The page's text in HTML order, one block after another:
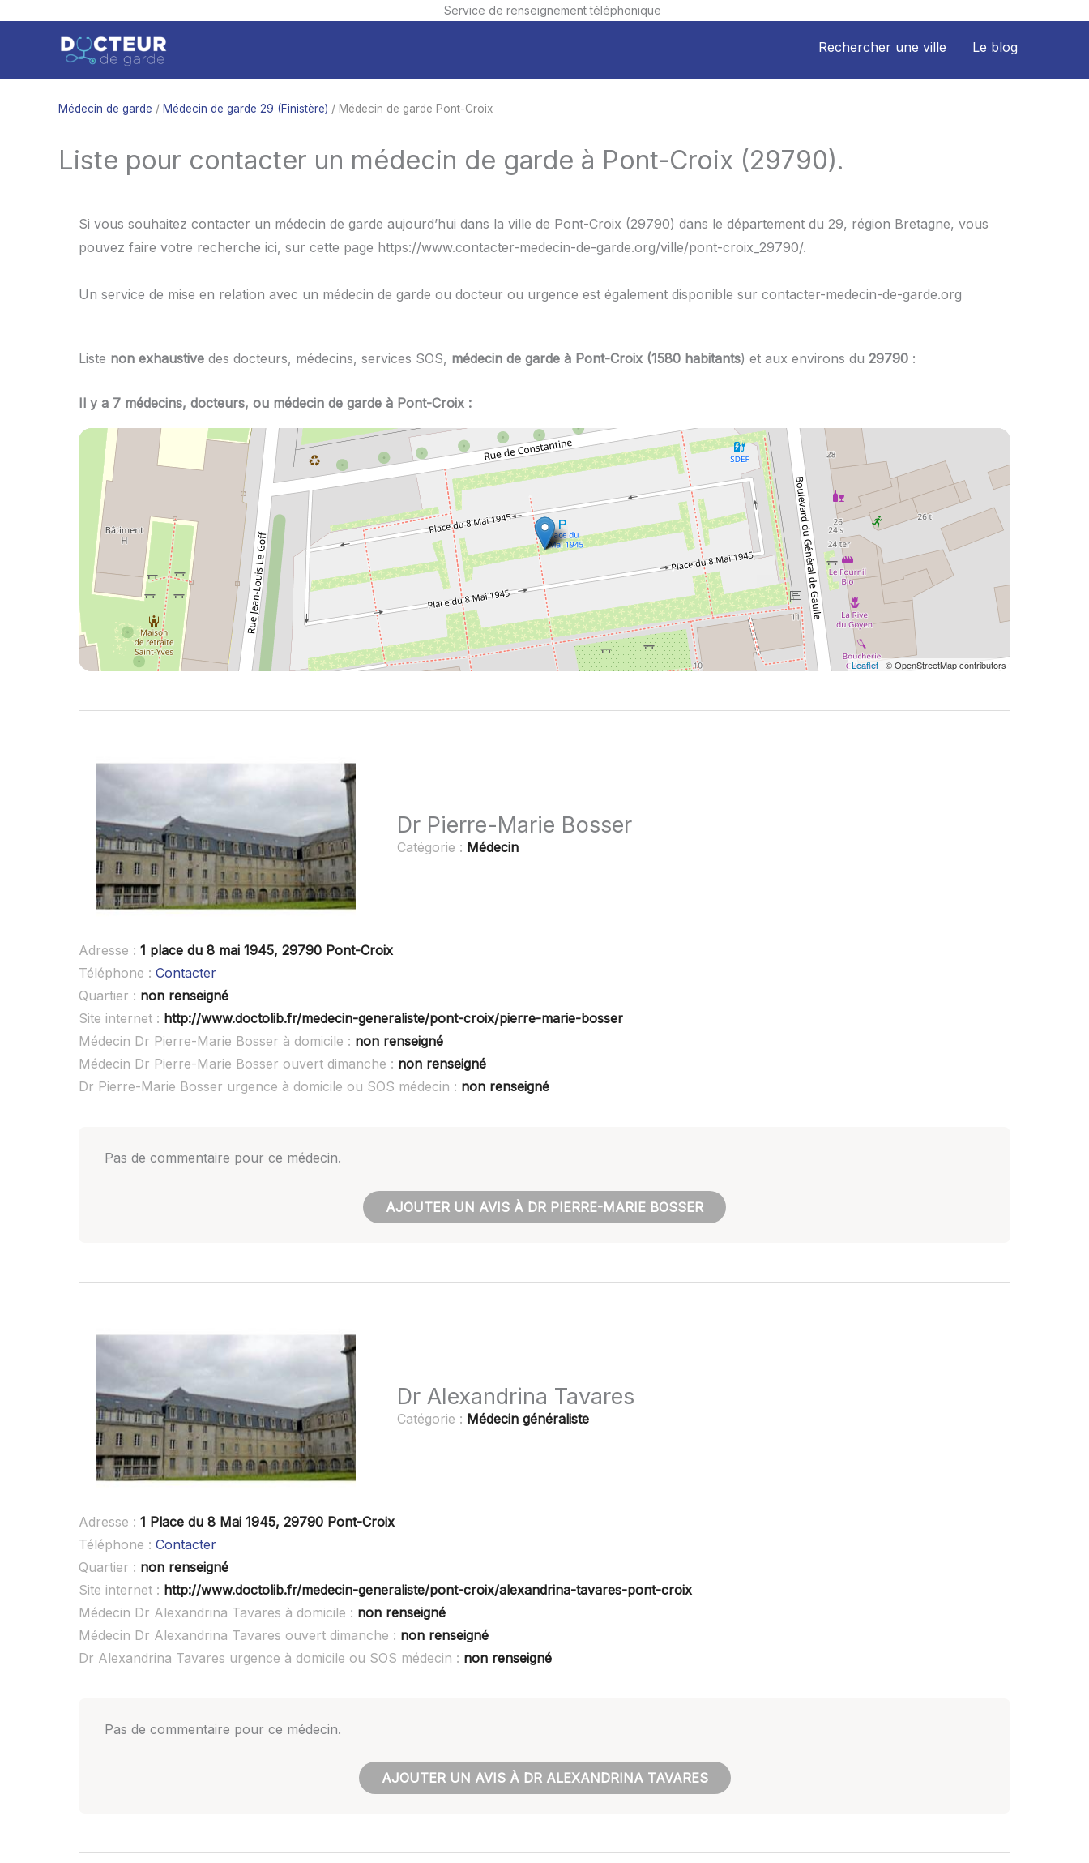
Service de renseignement téléphonique
contenu
Rechercher une ville Le blog
Médecin de garde / Médecin de garde 29 (Finistère) / Médecin de garde Pont-Croix
Liste pour contacter un médecin de garde à Pont-Croix (29790).
Si vous souhaitez contacter un médecin de garde aujourd’hui dans la ville de Pont-Croix (29790) dans le département du 29, région Bretagne, vous
pouvez faire votre recherche ici, sur cette page https://www.contacter-medecin-de-garde.org/ville/pont-croix_29790/.
Un service de mise en relation avec un médecin de garde ou docteur ou urgence est également disponible sur contacter-medecin-de-garde.org
Liste non exhaustive des docteurs, médecins, services SOS, médecin de garde à Pont-Croix (1580 habitants) et aux environs du 29790 :
Il y a 7 médecins, docteurs, ou médecin de garde à Pont-Croix :
Leaflet | © OpenStreetMap contributors
Dr Pierre-Marie Bosser
Catégorie : Médecin
Adresse : 1 place du 8 mai 1945, 29790 Pont-Croix
Téléphone : Contacter
Quartier : non renseigné
Site internet : http://www.doctolib.fr/medecin-generaliste/pont-croix/pierre-marie-bosser
Médecin Dr Pierre-Marie Bosser à domicile : non renseigné
Médecin Dr Pierre-Marie Bosser ouvert dimanche : non renseigné
Dr Pierre-Marie Bosser urgence à domicile ou SOS médecin : non renseigné
Pas de commentaire pour ce médecin.
AJOUTER UN AVIS À DR PIERRE-MARIE BOSSER
Dr Alexandrina Tavares
Catégorie : Médecin généraliste
Adresse : 1 Place du 8 Mai 1945, 29790 Pont-Croix
Téléphone : Contacter
Quartier : non renseigné
Site internet : http://www.doctolib.fr/medecin-generaliste/pont-croix/alexandrina-tavares-pont-croix
Médecin Dr Alexandrina Tavares à domicile : non renseigné
Médecin Dr Alexandrina Tavares ouvert dimanche : non renseigné
Dr Alexandrina Tavares urgence à domicile ou SOS médecin : non renseigné
Pas de commentaire pour ce médecin.
AJOUTER UN AVIS À DR ALEXANDRINA TAVARES